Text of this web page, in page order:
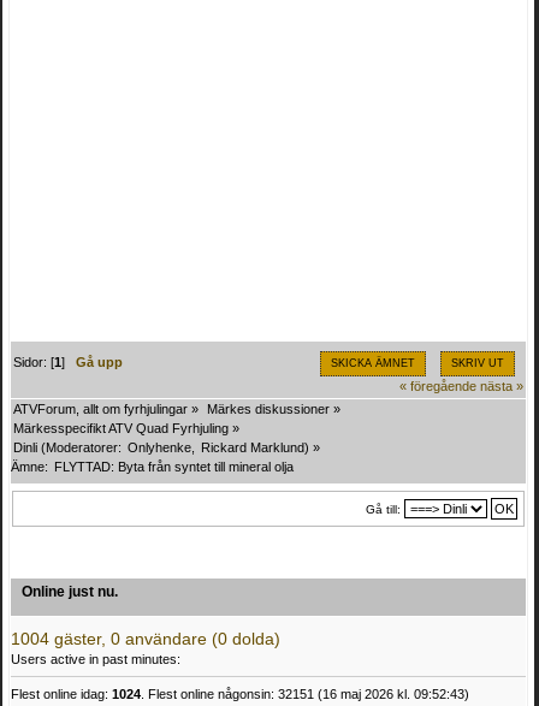
SKICKA ÄMNET SKRIV UT
Sidor: [1]Gå upp
« föregående nästa »
ATVForum, allt om fyrhjulingar » Märkes diskussioner »
Märkesspecifikt ATV Quad Fyrhjuling »
Dinli (Moderatorer: Onlyhenke Rickard Marklund) »
Ämne: FLYTTAD: Byta från syntet till mineral olja
Gå till:
Online just nu.
1004 gäster, 0 användare (0 dolda)
Users active in past minutes:
Flest online idag: 1024 . Flest online någonsin: 32151 (16 maj 2026 kl. 09:52:43)